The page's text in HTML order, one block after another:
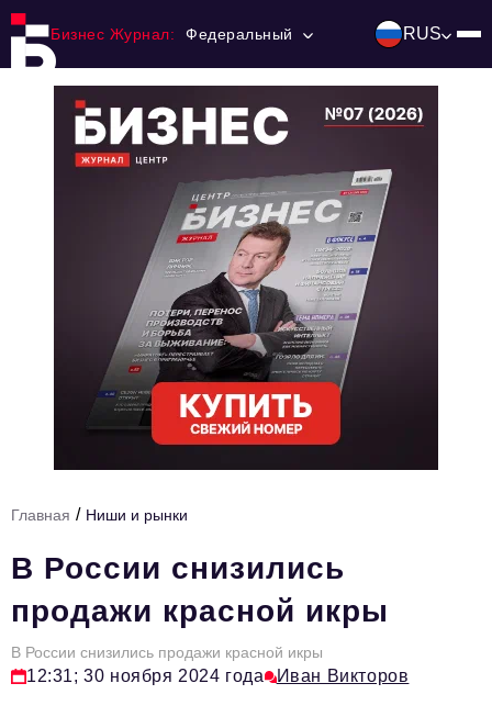
Бизнес Журнал: Федеральный RUS
Ниши и рынки
Технологии и тренды
HR
Персона номера
Юридический практикум
Главная / Ниши и рынки
В России снизились
продажи красной икры
В России снизились продажи красной икры
12:31; 30 ноября 2024 года Иван Викторов